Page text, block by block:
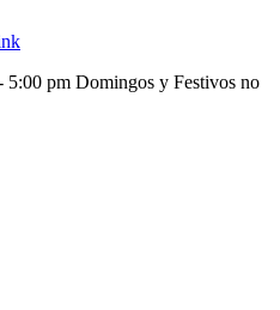
5:00 pm Domingos y Festivos no